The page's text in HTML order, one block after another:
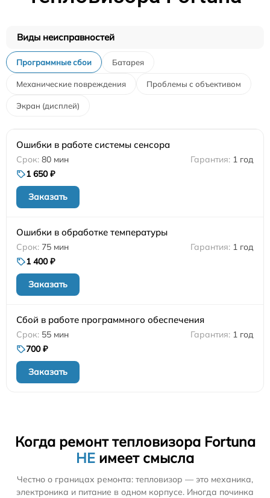
Виды неисправностей
Программные сбои Батарея
Механические повреждения Проблемы с объективом
Экран (дисплей)
Ошибки в работе системы сенсора
80 мин
1 год
1 650 ₽
Заказать
Ошибки в обработке температуры
75 мин
1 год
1 400 ₽
Заказать
Сбой в работе программного обеспечения
55 мин
1 год
700 ₽
Заказать
Когда ремонт тепловизора Fortuna
НЕ имеет смысла
Честно о границах ремонта: тепловизор — это механика,
электроника и питание в одном корпусе. Иногда починка